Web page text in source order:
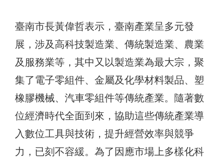
臺南市長黃偉哲表示，臺南產業呈多元發
展，涉及高科技製造業、傳統製造業、農業
及服務業等，其中又以製造業為最大宗，聚
集了電子零組件、金屬及化學材料製品、塑
橡膠機械、汽車零組件等傳統產業。隨著數
位經濟時代全面到來，協助這些傳統產業導
入數位工具與技術，提升經營效率與競爭
力，已刻不容緩。為了因應市場上多樣化科